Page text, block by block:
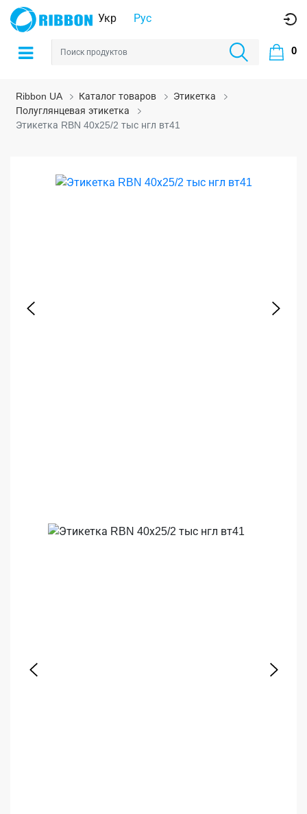
Укр Рус
0
Ribbon UA Каталог товаров
Этикетка
Полуглянцевая этикетка
Этикетка RBN 40х25/2 тыс нгл вт41